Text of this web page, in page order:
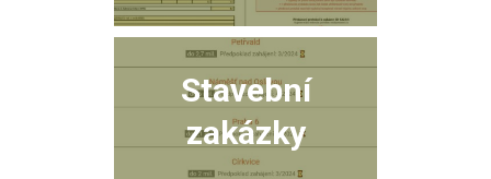
Stavební
zakázky